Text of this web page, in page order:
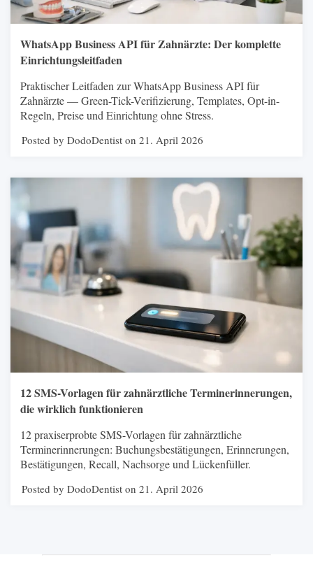
WhatsApp Business API für Zahnärzte: Der komplette
Einrichtungsleitfaden
Praktischer Leitfaden zur WhatsApp Business API für
Zahnärzte — Green-Tick-Verifizierung, Templates, Opt-in-
Regeln, Preise und Einrichtung ohne Stress.
Posted by DodoDentist on 21. April 2026
12 SMS-Vorlagen für zahnärztliche Terminerinnerungen,
die wirklich funktionieren
12 praxiserprobte SMS-Vorlagen für zahnärztliche
Terminerinnerungen: Buchungsbestätigungen, Erinnerungen,
Bestätigungen, Recall, Nachsorge und Lückenfüller.
Posted by DodoDentist on 21. April 2026